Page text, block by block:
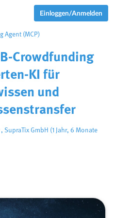
Einloggen/Anmelden
Agent (MCP)
Crowdfunding
KI für
und
SupraTix GmbH (1 Jahr, 6 Monate